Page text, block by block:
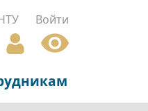
Войти